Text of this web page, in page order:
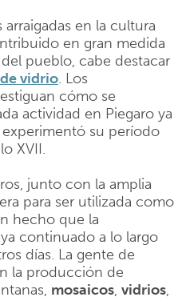
arraigadas en la cultura
en gran medida
pueblo, cabe destacar
vidrio. Los
cómo se
actividad en Piegaro ya
su período
XVII.
junto con la amplia
para ser utilizada como
hecho que la
continuado a lo largo
días. La gente de
la producción de
mosaicos, vidrios,